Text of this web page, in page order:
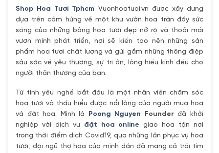
Shop Hoa Tươi Tphcm Vuonhoatuoi.vn được xây dựng
dựa trên cảm hứng về một khu vườn hoa tràn đầy sức
sống của những bông hoa tươi đẹp nở rộ và thoải mái
vươn mình phát triển, nơi sẽ kiến tạo nên những sản
phẩm hoa tươi chất lượng và gửi gắm những thông điệp
sâu sắc về yêu thương, sự tri ân, lòng hiếu kính đếu cho
người thân thương của bạn.
Từ tình yêu nghề bắt đầu là một nhân viên chăm sóc
hoa tươi và thấu hiểu được nổi lòng của người mua hoa
và đặt hoa. Mình là Poong Nguyen Founder đã khởi
nghiệp với dịch vụ đặt hoa online giao hoa tận nơi
trong thời điểm dịch Covid19, qua những lần phục vụ hoa
tươi, đội ngũ thợ hoa của mình dần đã mang cả trái tím